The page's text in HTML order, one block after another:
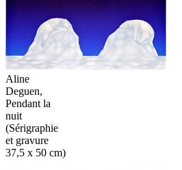
Aline
Deguen,
Pendant la
nuit
(Sérigraphie
et gravure
37,5 x 50 cm)